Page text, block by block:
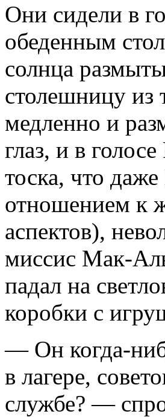
Они сидели в
обеденным
солнца
столешницу из
медленно и
глаз, и в
тоска, что
отношением к
аспектов),
миссис Мак-
падал на
коробки с
— Он когда-
в лагере,
службе? —